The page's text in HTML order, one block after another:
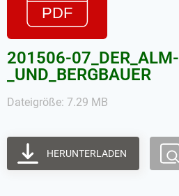
201506-07_DER_ALM-
_UND_BERGBAUER
Dateigröße: 7.29 MB
HERUNTERLADEN